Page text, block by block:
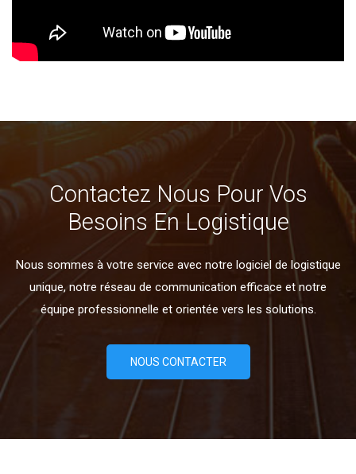
Contactez Nous Pour Vos
Besoins En Logistique
Nous sommes à votre service avec notre logiciel de logistique
unique, notre réseau de communication efficace et notre
équipe professionnelle et orientée vers les solutions.
NOUS CONTACTER